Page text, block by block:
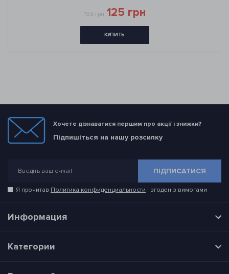
193 грн 125 грн
КУПИТЬ
Хочете дізнаватися першим про акції і знижки?
Підпишіться на нашу розсилку
ПІДПИСАТИСЯ
Я прочитав Политика конфиденциальности і згоден з вимогами
Информация
Категории